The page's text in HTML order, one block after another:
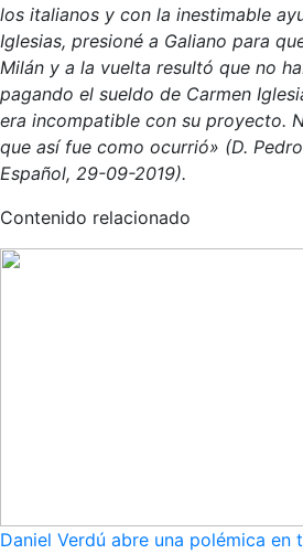
los italianos y con la inestimable
Iglesias, presioné a Galiano para
Milán y a la vuelta resultó que no
pagando el sueldo de Carmen
era incompatible con su proyecto.
que así fue como ocurrió» (D.
Español, 29-09-2019).
Contenido relacionado
Daniel Verdú abre una polémica en